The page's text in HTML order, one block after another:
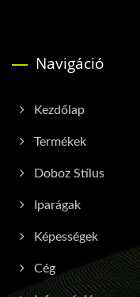
Navigáció
Kezdőlap
Termékek
Doboz Stílus
Iparágak
Képességek
Cég